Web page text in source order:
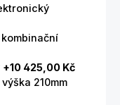
+10 425,00 Kč
210mm